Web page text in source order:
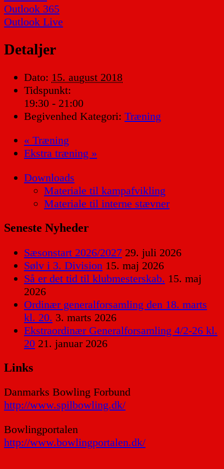
Outlook 365
Outlook Live
Detaljer
Dato: 15. august 2018
Tidspunkt:
19:30 - 21:00
Begivenhed Kategori: Træning
« Træning
Ekstra træning »
Downloads
Materiale til kampafvikling
Materiale til interne stævner
Seneste Nyheder
Sæsonstart 2026/2027 29. juli 2026
Sølv i 3. Division 15. maj 2026
Så er det tid til klubmesterskab. 15. maj
2026
Ordinær generalforsamling den 18. marts
kl. 20. 3. marts 2026
Ekstraordinær Generalforsamling 4/2-26 kl.
20 21. januar 2026
Links
Danmarks Bowling Forbund
http://www.spilbowling.dk/
Bowlingportalen
http://www.bowlingportalen.dk/